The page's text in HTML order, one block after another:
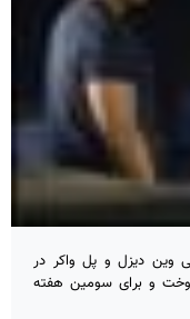
وین دیزل و پل واکر در
میلیون دلار فروخت و برای سومین هفته